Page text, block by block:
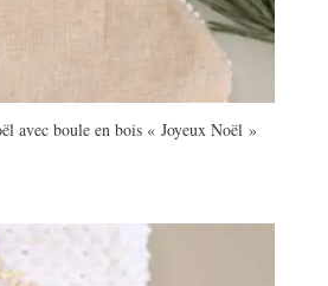
avec boule en bois « Joyeux Noël »